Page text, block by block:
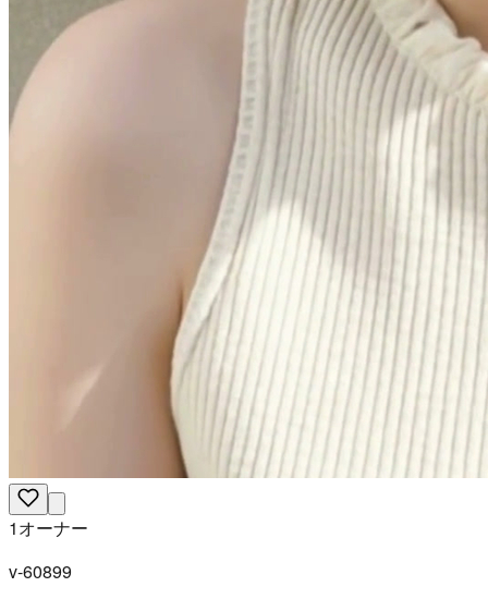
1オーナー
v-60899